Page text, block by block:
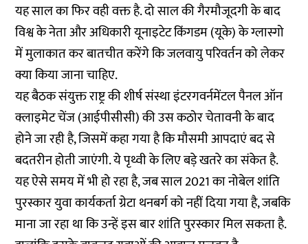
यह साल का फिर वही वक्त है. दो साल की गैरमौजूदगी के बाद
विश्व के नेता और अधिकारी यूनाइटेट किंगडम (यूके) के ग्लास्गो
में मुलाकात कर बातचीत करेंगे कि जलवायु परिवर्तन को लेकर
क्या किया जाना चाहिए.
यह बैठक संयुक्त राष्ट्र की शीर्ष संस्था इंटरगवर्नमेंटल पैनल ऑन
क्लाइमेट चेंज (आईपीसीसी) की उस कठोर चेतावनी के बाद
होने जा रही है, जिसमें कहा गया है कि मौसमी आपदाएं बद से
बदतरीन होती जाएंगी. ये पृथ्वी के लिए बड़े खतरे का संकेत है.
यह ऐसे समय में भी हो रहा है, जब साल 2021 का नोबेल शांति
पुरस्कार युवा कार्यकर्ता ग्रेटा थनबर्ग को नहीं दिया गया है, जबकि
माना जा रहा था कि उन्हें इस बार शांति पुरस्कार मिल सकता है.